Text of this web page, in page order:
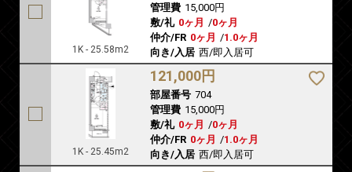
1K - 25.58m2
管理費 15,000円
敷/礼 0ヶ月 /0ヶ月
仲介/FR 0ヶ月 /1.0ヶ月
向き/入居 西/即入居可
1K - 25.45m2
121,000円
部屋番号 704
管理費 15,000円
敷/礼 0ヶ月 /0ヶ月
仲介/FR 0ヶ月 /1.0ヶ月
向き/入居 西/即入居可